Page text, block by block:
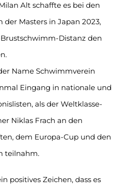
Alt schaffte es bei den
Masters in Japan 2023,
Distanz den
Name Schwimmverein
Eingang in nationale und
als der Weltklasse-
Niklas Frach an den
dem Europa-Cup und den
teilnahm.
positives Zeichen, dass es